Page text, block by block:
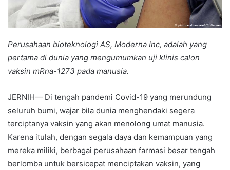
Perusahaan bioteknologi AS, Moderna Inc, adalah yang
pertama di dunia yang mengumumkan uji klinis calon
vaksin mRna-1273 pada manusia.
JERNIH— Di tengah pandemi Covid-19 yang merundung
seluruh bumi, wajar bila dunia menghendaki segera
terciptanya vaksin yang akan menolong umat manusia.
Karena itulah, dengan segala daya dan kemampuan yang
mereka miliki, berbagai perusahaan farmasi besar tengah
berlomba untuk bersicepat menciptakan vaksin, yang